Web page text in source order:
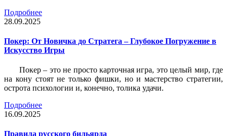
Подробнее
28.09.2025
Покер: От Новичка до Стратега – Глубокое Погружение в
Искусство Игры
Покер – это не просто карточная игра, это целый мир, где
на кону стоят не только фишки, но и мастерство стратегии,
острота психологии и, конечно, толика удачи.
Подробнее
16.09.2025
Правила русского бильярда